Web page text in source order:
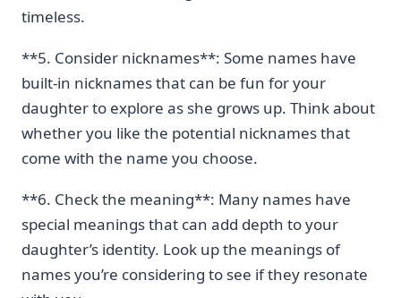
timeless.
**5. Consider⁢ nicknames**: ⁢Some names have‍
built-in‌ nicknames that can be fun for​ your
daughter to ⁤explore as she grows up. Think about
whether you ⁤like the potential⁢ nicknames that
come with the name you choose.
**6. Check the meaning**: Many names have
special meanings that can add depth to your⁤
daughter’s ⁣identity. Look up the meanings of
names you’re considering to see if they resonate